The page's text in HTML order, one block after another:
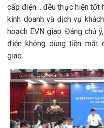
cấp điện… đều thực hiện tốt
kinh doanh và dịch vụ
hoạch EVN giao. Đáng chú
điện không dùng tiền mặt
giao.